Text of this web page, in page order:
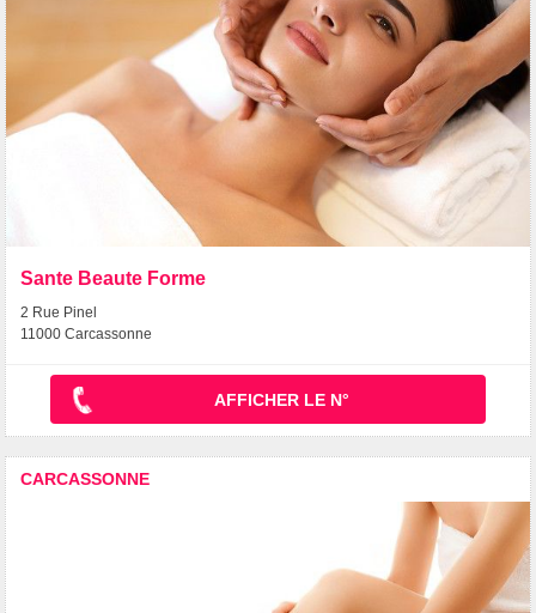
Sante Beaute Forme
2 Rue Pinel
11000 Carcassonne
AFFICHER LE N°
CARCASSONNE